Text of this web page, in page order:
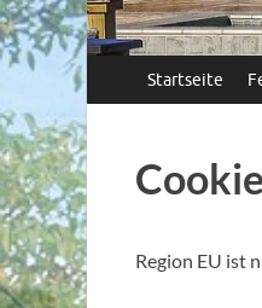
Startseite
Region EU ist